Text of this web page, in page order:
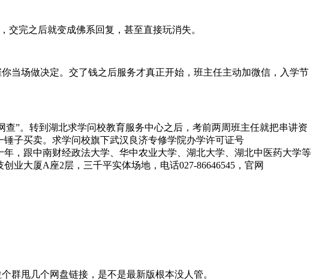
完之后就变成佛系回复，甚至直接玩消失。
场做决定。交了钱之后服务才真正开始，班主任主动加微信，入学节
”。转到湖北求学问校教育服务中心之后，考前两周班主任就把串讲资
子买卖。求学问校旗下武汉良济专修学院办学许可证号
年，跟中南财经政法大学、华中农业大学、湖北大学、湖北中医药大学等
业大厦A座2层，三千平实体场地，电话027-86646545，官网
甩几个网盘链接，是不是最新版根本没人管。